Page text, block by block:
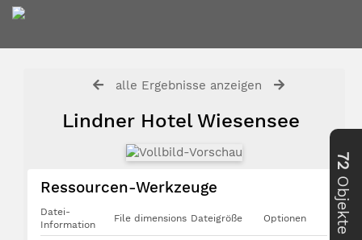
alle Ergebnisse anzeigen
Lindner Hotel Wiesensee
Ressourcen-Werkzeuge
Datei-
Information
File dimensions Dateigröße Optionen
72
Objekte